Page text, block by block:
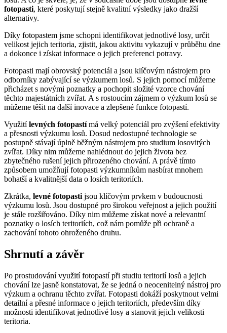
fotopasti, které poskytují stejně kvalitní výsledky jako dražší
alternativy.
Díky fotopastem jsme schopni identifikovat jednotlivé losy, určit
velikost jejich teritoria, zjistit, jakou aktivitu vykazují v průběhu dne
a dokonce i získat informace o jejich preferenci potravy.
Fotopasti mají obrovský potenciál a jsou klíčovým nástrojem pro
odborníky zabývající se výzkumem losů. S jejich pomocí můžeme
přicházet s novými poznatky a pochopit složité vzorce chování
těchto majestátních zvířat. A s rostoucím zájmem o výzkum losů se
můžeme těšit na další inovace a zlepšené funkce fotopastí.
Využitílevných fotopastímá velký potenciál pro zvýšení efektivity
a přesnosti výzkumu losů. Dosud nedostupné technologie se
postupně stávají úplně běžným nástrojem pro studium losovitých
zvířat. Díky nim můžeme nahlédnout do jejich života bez
zbytečného rušení jejich přirozeného chování. A právě tímto
způsobem umožňují fotopasti výzkumníkům nasbírat mnohem
bohatší a kvalitnější data o losích teritoriích.
Zkrátka, levné fotopasti jsou klíčovým prvkem v budoucnosti
výzkumu losů. Jsou dostupné pro širokou veřejnost a jejich použití
je stále rozšiřováno. Díky nim můžeme získat nové a relevantní
poznatky o losích teritoriích, což nám pomůže při ochraně a
zachování tohoto ohroženého druhu.
Shrnutí a závěr
Po prostudování využití fotopastí při studiu teritorií losů a jejich
chování lze jasně konstatovat, že se jedná o neocenitelný nástroj pro
výzkum a ochranu těchto zvířat. Fotopasti dokáží poskytnout velmi
detailní a přesné informace o jejich teritoriích, především díky
možnosti identifikovat jednotlivé losy a stanovit jejich velikosti
teritoria.